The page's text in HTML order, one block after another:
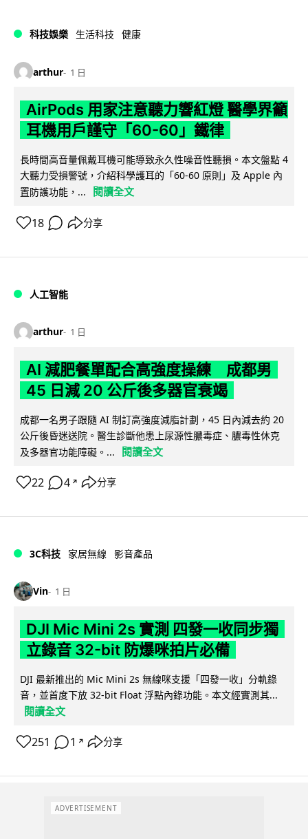
科技娛樂 生活科技 健康
arthur 1 日
AirPods 用家注意聽力響紅燈 醫學界籲
耳機用戶謹守「60-60」鐵律
長時間高音量佩戴耳機可能導致永久性噪音性聽損。本文盤點 4
大聽力受損警號，介紹科學護耳的「60-60 原則」及 Apple 內
置防護功能，...
閱讀全文
18 分享
人工智能
arthur 1 日
AI 減肥餐單配合高強度操練 成都男
45 日減 20 公斤後多器官衰竭
成都一名男子跟隨 AI 制訂高強度減脂計劃，45 日內減去約 20
公斤後昏迷送院。醫生診斷他患上尿源性膿毒症、膿毒性休克
及多器官功能障礙。...
閱讀全文
22 4 ↗ 分享
3C科技 家居無線 影音產品
Vin 1 日
DJI Mic Mini 2s 實測 四發一收同步獨
立錄音 32-bit 防爆咪拍片必備
DJI 最新推出的 Mic Mini 2s 無線咪支援「四發一收」分軌錄
音，並首度下放 32-bit Float 浮點內錄功能。本文經實測其...
閱讀全文
251 1 ↗ 分享
ADVERTISEMENT